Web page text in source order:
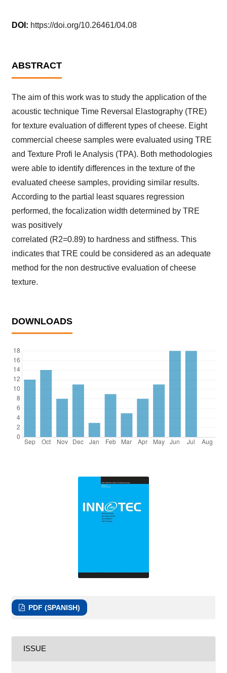
DOI: https://doi.org/10.26461/04.08
ABSTRACT
The aim of this work was to study the application of the
acoustic technique Time Reversal Elastography (TRE)
for texture evaluation of different types of cheese. Eight
commercial cheese samples were evaluated using TRE
and Texture Profi le Analysis (TPA). Both methodologies
were able to identify differences in the texture of the
evaluated cheese samples, providing similar results.
According to the partial least squares regression
performed, the focalization width determined by TRE
was positively
correlated (R2=0.89) to hardness and stiffness. This
indicates that TRE could be considered as an adequate
method for the non destructive evaluation of cheese
texture.
DOWNLOADS
PDF (SPANISH)
ISSUE